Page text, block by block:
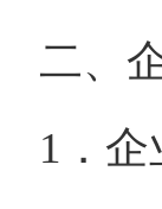
二、
1．